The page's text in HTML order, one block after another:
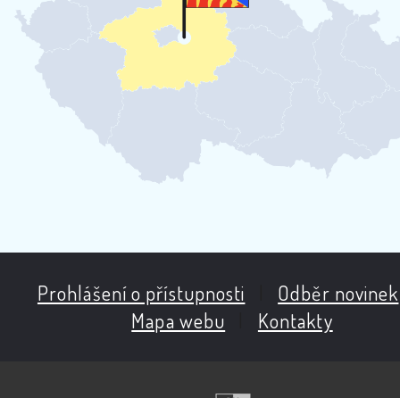
Prohlášení o přístupnosti Odběr novinek
Mapa webu
Kontakty